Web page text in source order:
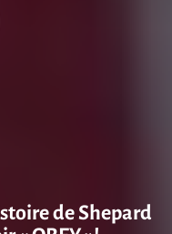
de Shepard